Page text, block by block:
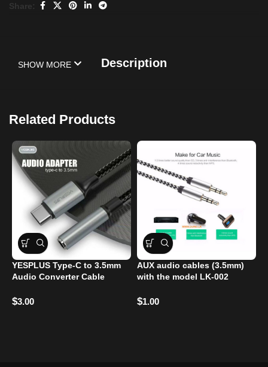
Share:
Description
SHOW MORE
Related Products
YESPLUS Type-C to 3.5mm
Audio Converter Cable
$3.00
AUX audio cables (3.5mm)
with the model LK-002
$1.00